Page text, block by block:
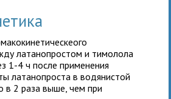
латанопростом и тимолола
1-4 ч после применения
латанопроста в водянистой
в 2 раза выше, чем при